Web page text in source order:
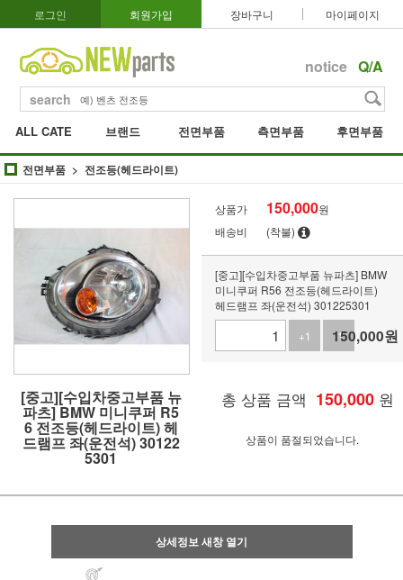
로그인 회원가입 장바구니 마이페이지
notice Q/A
search
ALL CATE 브랜드 전면부품 측면부품 후면부품
전면부품 전조등(헤드라이트)
[중고][수입차중고부품 뉴
파츠] BMW 미니쿠퍼 R5
6 전조등(헤드라이트) 헤
드램프 좌(운전석) 30122
5301
상품가 150,000원
배송비
(착불)
[중고][수입차중고부품 뉴파츠] BMW
미니쿠퍼 R56 전조등(헤드라이트)
헤드램프 좌(운전석) 301225301
+1
-1
150,000원
총 상품 금액 150,000 원
상품이 품절되었습니다.
상세정보 새창 열기